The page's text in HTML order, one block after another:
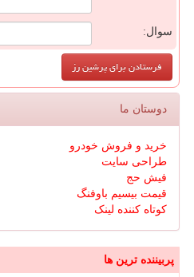
سوال:
دوستان ما
خرید و فروش خودرو
طراحی سایت
فیش حج
قیمت بیسیم باوفنگ
کوتاه کننده لینک
پربیننده ترین ها